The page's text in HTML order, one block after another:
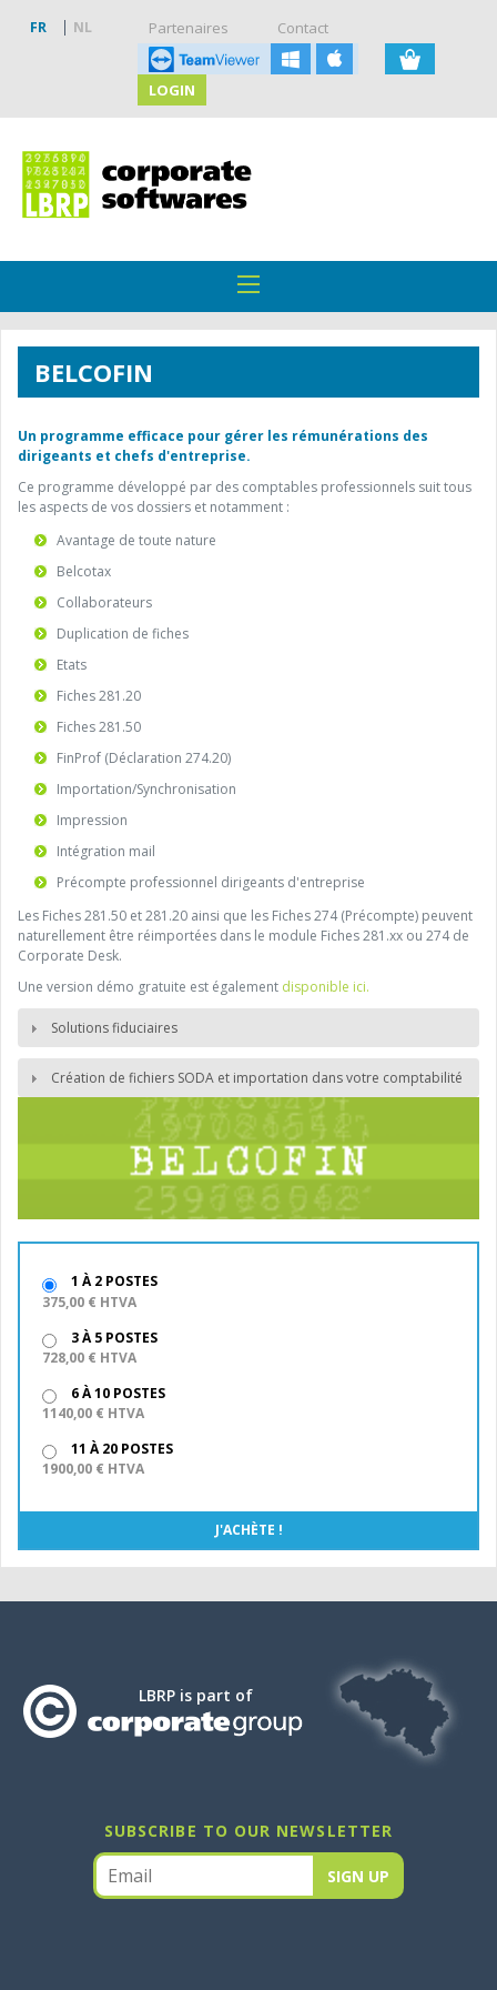
FR NL Partenaires Contact
LOGIN
BELCOFIN
Un programme efficace pour gérer les rémunérations des
dirigeants et chefs d'entreprise.
Ce programme développé par des comptables professionnels suit tous
les aspects de vos dossiers et notamment :
Avantage de toute nature
Belcotax
Collaborateurs
Duplication de fiches
Etats
Fiches 281.20
Fiches 281.50
FinProf (Déclaration 274.20)
Importation/Synchronisation
Impression
Intégration mail
Précompte professionnel dirigeants d'entreprise
Les Fiches 281.50 et 281.20 ainsi que les Fiches 274 (Précompte) peuvent
naturellement être réimportées dans le module Fiches 281.xx ou 274 de
Corporate Desk.
Une version démo gratuite est également disponible ici.
Solutions fiduciaires
Création de fichiers SODA et importation dans votre comptabilité
1 À 2 POSTES
375,00 € HTVA
3 À 5 POSTES
728,00 € HTVA
6 À 10 POSTES
1140,00 € HTVA
11 À 20 POSTES
1900,00 € HTVA
LBRP is part of
SUBSCRIBE TO OUR NEWSLETTER